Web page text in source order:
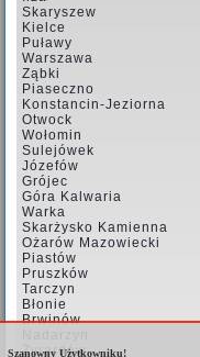
Skaryszew
Kielce
Puławy
Warszawa
Ząbki
Piaseczno
Konstancin-Jeziorna
Otwock
Wołomin
Sulejówek
Józefów
Grójec
Góra Kalwaria
Warka
Skarżysko Kamienna
Ożarów Mazowiecki
Piastów
Pruszków
Tarczyn
Błonie
Brwinów
Żyrardów
Szanowny Użytkowniku!